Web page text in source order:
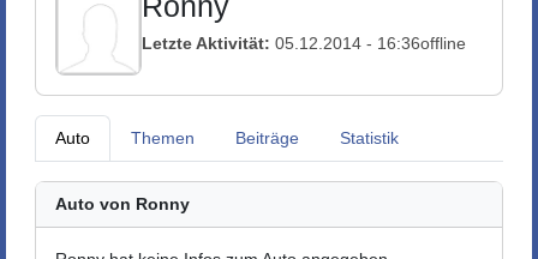
Ronny
Letzte Aktivität: 05.12.2014 - 16:36offline
Auto Themen Beiträge Statistik
Auto von Ronny